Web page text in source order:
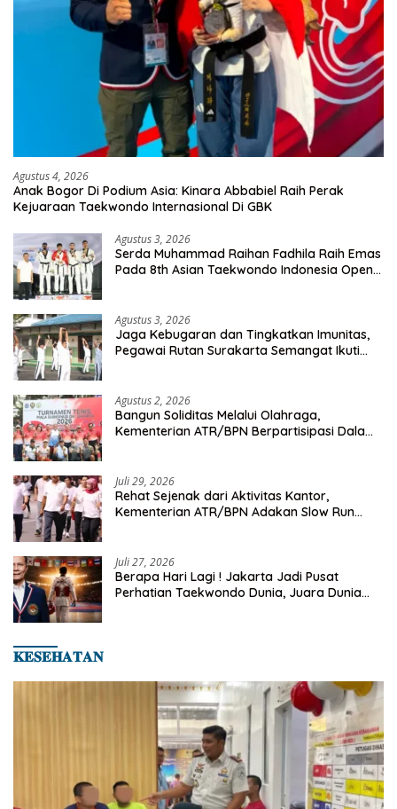
Agustus 4, 2026
Anak Bogor Di Podium Asia: Kinara Abbabiel Raih Perak
Kejuaraan Taekwondo Internasional Di GBK
Agustus 3, 2026
Serda Muhammad Raihan Fadhila Raih Emas
Pada 8th Asian Taekwondo Indonesia Open
Agustus 3, 2026
Jaga Kebugaran dan Tingkatkan Imunitas,
Pegawai Rutan Surakarta Semangat Ikuti
Agustus 2, 2026
Bangun Soliditas Melalui Olahraga,
Kementerian ATR/BPN Berpartisipasi Dalam
Juli 29, 2026
Rehat Sejenak dari Aktivitas Kantor,
Kementerian ATR/BPN Adakan Slow Run
Juli 27, 2026
Berapa Hari Lagi ! Jakarta Jadi Pusat
Perhatian Taekwondo Dunia, Juara Dunia
𝐊𝐄𝐒𝐄𝐇𝐀𝐓𝐀𝐍